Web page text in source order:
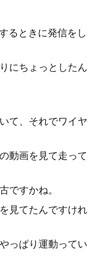
るときに発信をし
にちょっとしたん
て、それでワイヤ
動画を見て走って
ですかね。
見てたんですけれ
っぱり運動ってい